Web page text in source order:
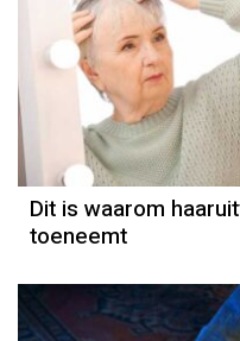
Dit is waarom
toeneemt